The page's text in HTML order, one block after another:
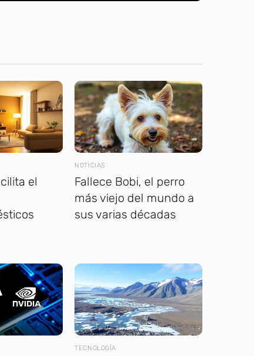
el
NOTICIAS
Fallece Bobi, el perro
más viejo del mundo a
sus varias décadas
TECNOLOGÍA